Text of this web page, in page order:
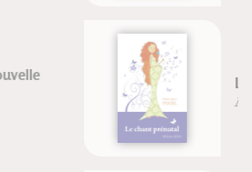
Le chant prénatal